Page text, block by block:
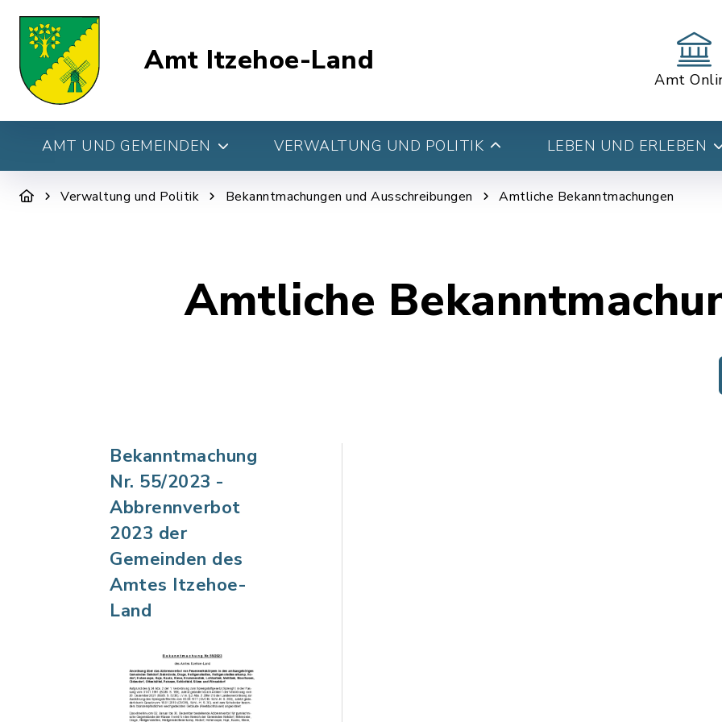
Amt Itzehoe-Land
Amt
AMT UND GEMEINDEN VERWALTUNG UND POLITIK LEBEN UND ERLEBEN
Verwaltung und Politik Bekanntmachungen und Ausschreibungen Amtliche Bekanntmachungen
Amtliche
Bekanntmachung
Nr. 55/2023 -
Abbrennverbot
2023 der
Gemeinden des
Amtes Itzehoe-
Land